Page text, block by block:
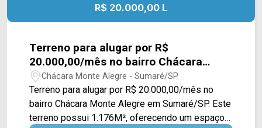
R$ 20.000,00 L
Terreno para alugar por R$
20.000,00/mês no bairro Chácara
Monte Alegre em Sumaré/SP
Chácara Monte Alegre - Sumaré/SP
Terreno para alugar por R$ 20.000,00/mês no
bairro Chácara Monte Alegre em Sumaré/SP. Este
terreno possui 1.176M², oferecendo um espaço